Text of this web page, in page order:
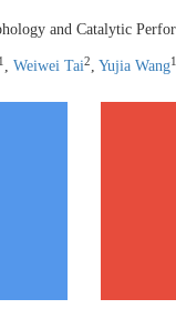
and Catalytic
1, Weiwei Tai2, Yujia Wang1